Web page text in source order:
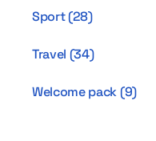
Sport(28)
Travel (34)
Welcome pack(9)